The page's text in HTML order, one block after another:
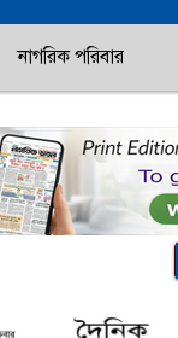
নাগরিক পরিবার